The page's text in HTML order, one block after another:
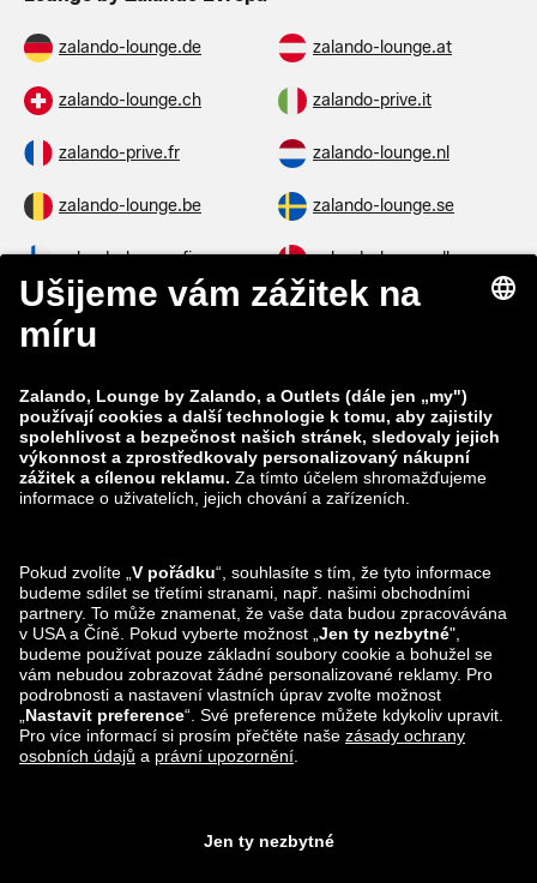
zalando-lounge.de zalando-lounge.at
zalando-lounge.ch zalando-prive.it
zalando-prive.fr zalando-lounge.nl
zalando-lounge.be zalando-lounge.se
zalando-lounge.fi zalando-lounge.dk
zalando-lounge.co.uk zalando-lounge.pl
zalando-lounge.lt zalando-lounge.sk
zalando-lounge.ro zalando-lounge.hr
zalando-lounge.lu zalando-lounge.ee
zalando-lounge.lv zalando-lounge.no
Sledujte nás také
na